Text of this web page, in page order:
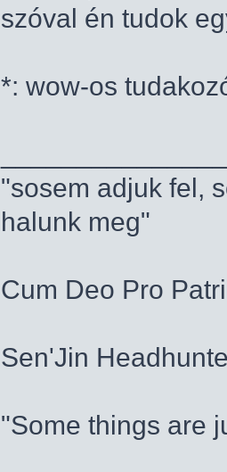
szóval én tudok
*: wow-os
"sosem adjuk fel,
halunk meg"
Cum Deo Pro
Sen'Jin
"Some things are